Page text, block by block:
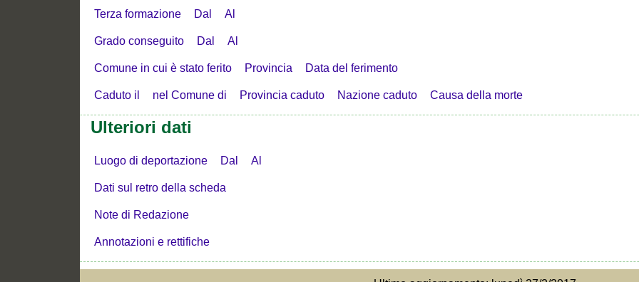
Terza formazione Dal Al
Grado conseguito Dal Al
Comune in cui è stato ferito Provincia Data del ferimento
Caduto il nel Comune di Provincia caduto Nazione caduto Causa della morte
Ulteriori dati
Luogo di deportazione Dal Al
Dati sul retro della scheda
Note di Redazione
Annotazioni e rettifiche